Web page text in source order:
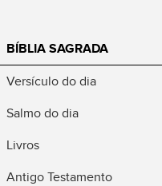
BÍBLIA SAGRADA
Versículo do dia
Salmo do dia
Livros
Antigo Testamento